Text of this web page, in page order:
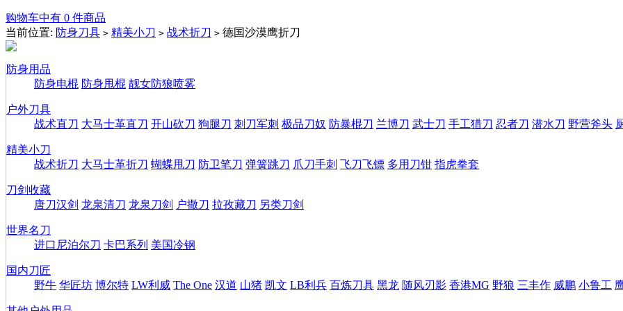
购物车中有 0 件商品
当前位置: 防身刀具 > 精美小刀 > 战术折刀 > 德国沙漠鹰折刀
防身用品
防身电棍 防身甩棍 靓女防狼喷雾
户外刀具
战术直刀 大马士革直刀 开山砍刀 狗腿刀 刺刀军刺 极品刀奴 防暴棍刀 兰博刀 武士刀 手工猎刀 忍者刀 潜水刀 野营斧头
精美小刀
战术折刀 大马士革折刀 蝴蝶甩刀 防卫笔刀 弹簧跳刀 爪刀手刺 飞刀飞镖 多用刀钳 指虎拳套
刀剑收藏
唐刀汉剑 龙泉清刀 龙泉刀剑 户撒刀 拉孜藏刀 另类刀剑
世界名刀
进口尼泊尔刀 卡巴系列 美国冷钢
国内刀匠
野牛 华匠坊 博尔特 LW利威 The One 汉道 山猪 凯文 LB利兵 百炼刀具 黑龙 随风刃影 香港MG 野狼 三丰作 威鹏 小鲁工